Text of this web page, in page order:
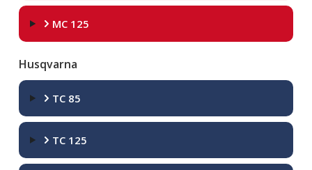
MC 125
Husqvarna
TC 85
TC 125